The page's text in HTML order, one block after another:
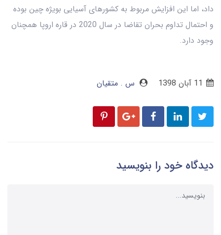
داد، اما این افزایش مربوط به کشورهای آسیایی بویژه چین بوده
و احتمال تداوم بحران تقاضا در سال 2020 در قاره اروپا همچنان
وجود دارد.
س . متقیان
دیدگاه خود را بنویسید